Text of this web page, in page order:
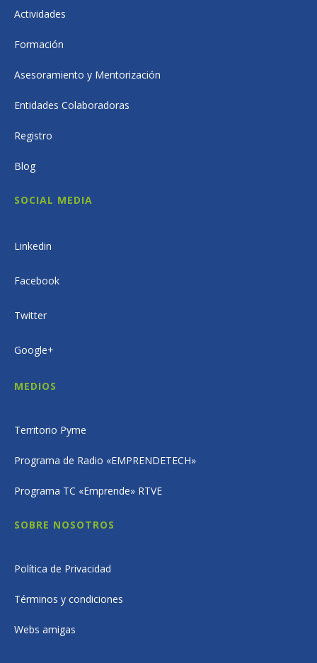
Actividades
Formación
Asesoramiento y Mentorización
Entidades Colaboradoras
Registro
Blog
SOCIAL MEDIA
Linkedin
Facebook
Twitter
Google+
MEDIOS
Territorio Pyme
Programa de Radio «EMPRENDETECH»
Programa TC «Emprende» RTVE
SOBRE NOSOTROS
Política de Privacidad
Términos y condiciones
Webs amigas